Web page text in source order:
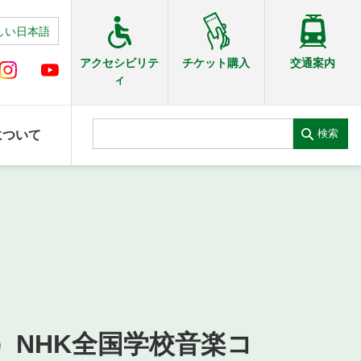
い日本語
アクセシビリテ
ィ
チケット購入 交通案内
いて 検索
NHK全国学校音楽コ